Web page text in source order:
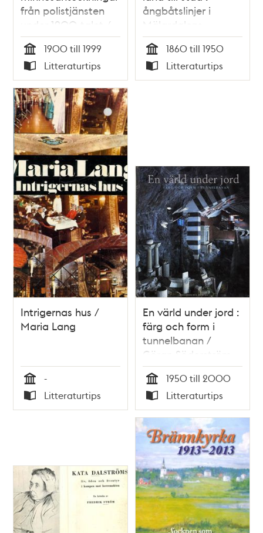
från polistjänsten
under 1900-talet /
sammanställd av
Lennart Silverbark
Tid
1900 till 1999
Typ
Litteraturtips
ångbåtslinjer i
Mälardalens
jordbruksområden
1860-1950 / Lennart
Rydberg
Tid
1860 till 1950
Typ
Litteraturtips
Intrigernas hus /
Maria Lang
Tid
-
Typ
Litteraturtips
En värld under jord :
färg och form i
tunnelbanan /
Göran Söderström
(red.)
Tid
1950 till 2000
Typ
Litteraturtips